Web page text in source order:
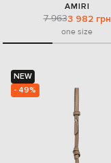
AMIRI
7 9633 982 грн
one size
NEW
- 49%